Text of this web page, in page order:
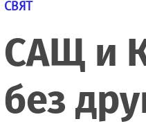
СВЯТ
САЩ и
без